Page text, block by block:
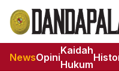
NewsOpini
Kaidah
Hukum